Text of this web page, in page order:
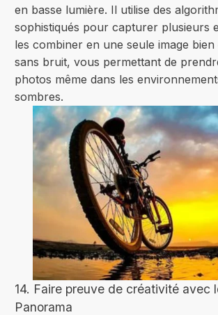
en basse lumière. Il utilise des
sophistiqués pour capturer plusieurs
les combiner en une seule image
sans bruit, vous permettant de
photos même dans les
sombres.
14. Faire preuve de créativité avec
Panorama